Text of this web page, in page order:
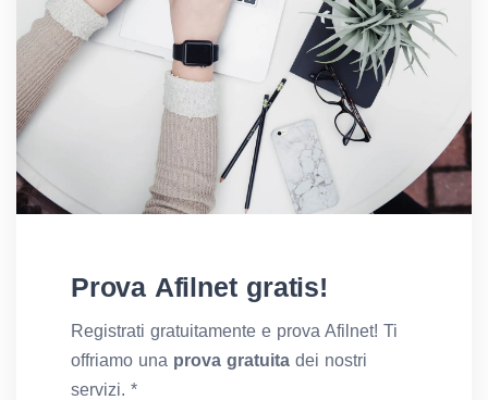
Prova Afilnet gratis!
Registrati gratuitamente e prova Afilnet! Ti
offriamo una prova gratuita dei nostri
servizi. *